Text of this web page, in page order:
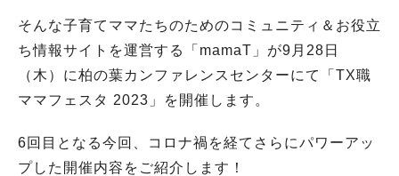
そんな子育てママたちのためのコミュニティ＆お役立
ち情報サイトを運営する「mamaT」が9月28日
（木）に柏の葉カンファレンスセンターにて「TX職
ママフェスタ 2023」を開催します。
6回目となる今回、コロナ禍を経てさらにパワーアッ
プした開催内容をご紹介します！